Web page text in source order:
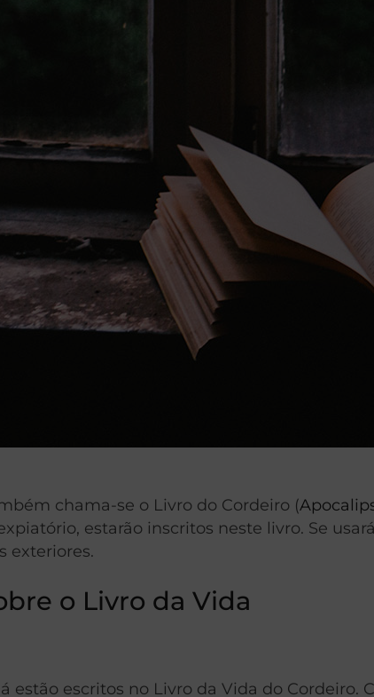
chama-se o Livro do Cordeiro (
estarão inscritos neste livro. Se
exteriores.
o Livro da Vida
estão escritos no Livro da Vida do Cordeiro.